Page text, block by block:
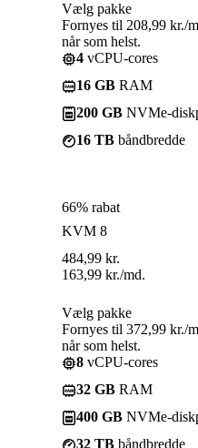
Vælg pakke
Fornyes til 208,99 kr./
når som helst.
4 vCPU-cores
16 GB RAM
200 GB NVMe-
16 TB båndbredde
66% rabat
KVM 8
484,99 kr.
163,99 kr./md.
Vælg pakke
Fornyes til 372,99 kr./
når som helst.
8 vCPU-cores
32 GB RAM
400 GB NVMe-
32 TB båndbredde